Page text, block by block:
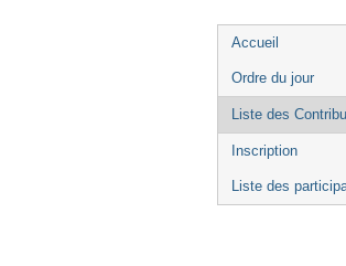
Menu
de
l'événement
Accueil
Ordre du jour
Liste des
Inscription
Liste des